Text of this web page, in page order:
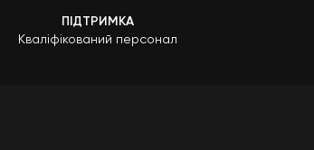
ПІДТРИМКА
Кваліфікований персонал